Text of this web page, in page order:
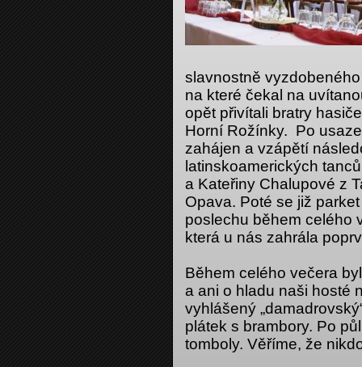
slavnostně
na které čekal na
opět přivítali bratry
Horní Rožínky. Po
zahájen a vzápětí
latinskoamerických
a Kateřiny Chalupové z
Opava. Poté se již
poslechu během celého
která u nás zahrála
Během celého večera
a ani o hladu naši hosté
vyhlášený
plátek s brambory. Po
tomboly. Věříme, že